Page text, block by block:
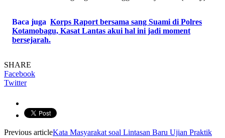
Baca juga Korps Raport bersama sang Suami di Polres
Kotamobagu, Kasat Lantas akui hal ini jadi moment
bersejarah.
SHARE
Facebook
Twitter
Previous articleKata Masyarakat soal Lintasan Baru Ujian Praktik